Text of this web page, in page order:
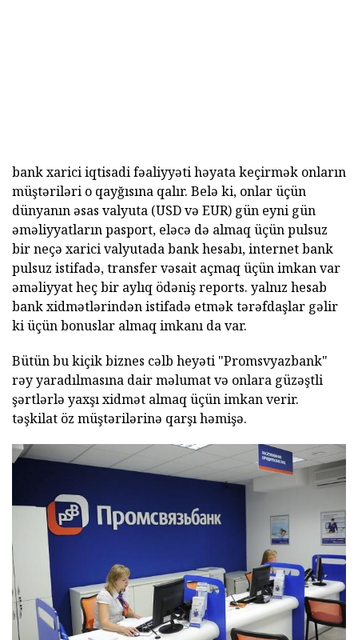
bank xarici iqtisadi fəaliyyəti həyata keçirmək onların
müştəriləri o qayğısına qalır. Belə ki, onlar üçün
dünyanın əsas valyuta (USD və EUR) gün eyni gün
əməliyyatların pasport, eləcə də almaq üçün pulsuz
bir neçə xarici valyutada bank hesabı, internet bank
pulsuz istifadə, transfer vəsait açmaq üçün imkan var
əməliyyat heç bir aylıq ödəniş reports. yalnız hesab
bank xidmətlərindən istifadə etmək tərəfdaşlar gəlir
ki üçün bonuslar almaq imkanı da var.
Bütün bu kiçik biznes cəlb heyəti "Promsvyazbank"
rəy yaradılmasına dair məlumat və onlara güzəştli
şərtlərlə yaxşı xidmət almaq üçün imkan verir.
təşkilat öz müştərilərinə qarşı həmişə.